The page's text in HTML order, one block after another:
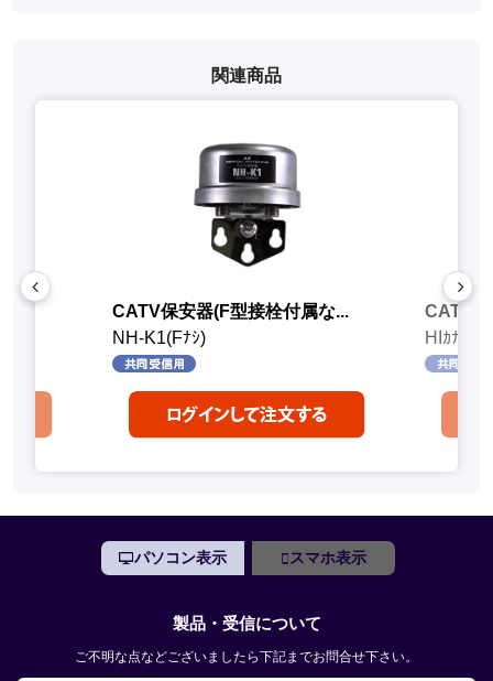
関連商品
CATV保安器(F型接栓付属な...
NH-K1(Fﾅｼ)
CATV
HIｶﾅｸﾞ
パソコン表示 スマホ表示
製品・受信について
ご不明な点などございましたら下記までお問合せ下さい。